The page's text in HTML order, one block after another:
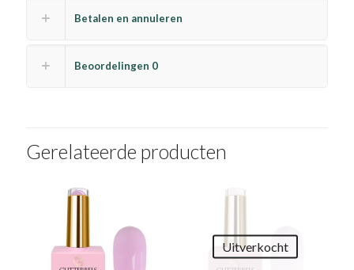
Betalen en annuleren
Beoordelingen 0
Gerelateerde producten
Uitverkocht